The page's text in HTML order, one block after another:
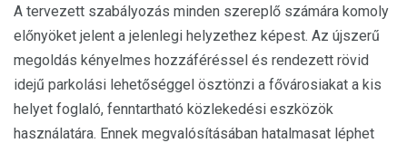
A tervezett szabályozás minden szereplő számára komoly
előnyöket jelent a jelenlegi helyzethez képest. Az újszerű
megoldás kényelmes hozzáféréssel és rendezett rövid
idejű parkolási lehetőséggel ösztönzi a fővárosiakat a kis
helyet foglaló, fenntartható közlekedési eszközök
használatára. Ennek megvalósításában hatalmasat léphet